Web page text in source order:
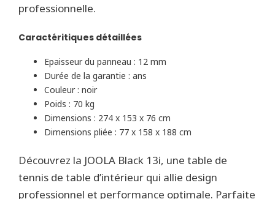
professionnelle.
Caractéritiques détaillées
Epaisseur du panneau : 12 mm
Durée de la garantie : ans
Couleur : noir
Poids : 70 kg
Dimensions : 274 x 153 x 76 cm
Dimensions pliée : 77 x 158 x 188 cm
Découvrez la JOOLA Black 13i, une table de
tennis de table d’intérieur qui allie design
professionnel et performance optimale. Parfaite